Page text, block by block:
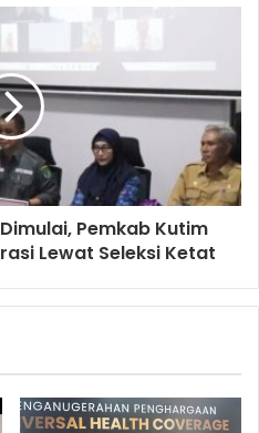
Pemkab Kutim
Lewat Seleksi Ketat